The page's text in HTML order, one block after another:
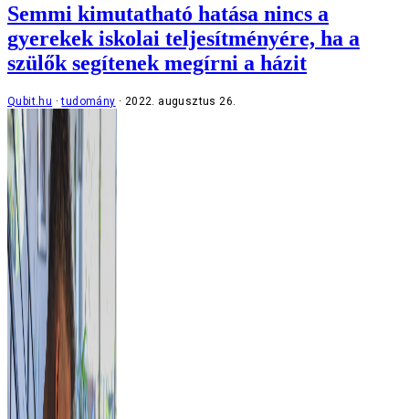
Semmi kimutatható hatása nincs a
gyerekek iskolai teljesítményére, ha a
szülők segítenek megírni a házit
Qubit.hu tudomány 2022. augusztus 26.